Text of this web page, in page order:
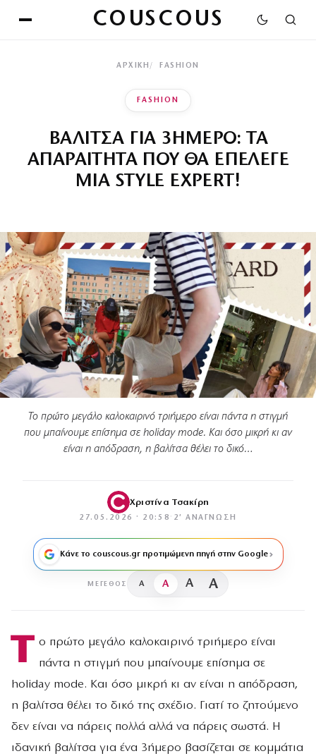
COUSCOUS
ΑΡΧΙΚΉ FASHION
FASHION
ΒΑΛΙΤΣΑ ΓΙΑ 3ΗΜΕΡΟ: ΤΑ
ΑΠΑΡΑΙΤΗΤΑ ΠΟΥ ΘΑ ΕΠΕΛΕΓΕ
ΜΙΑ STYLE EXPERT!
Το πρώτο μεγάλο καλοκαιρινό τριήμερο είναι πάντα η στιγμή
που μπαίνουμε επίσημα σε holiday mode. Και όσο μικρή κι αν
είναι η απόδραση, η βαλίτσα θέλει το δικό…
Χριστίνα Τσακίρη
27.05.2026 · 20:58 · 2′ ΑΝΆΓΝΩΣΗ
Κάνε το couscous.gr προτιμώμενη πηγή στην Google
ΜΈΓΕΘΟΣ A A A A
Τ ο πρώτο μεγάλο καλοκαιρινό τριήμερο είναι
πάντα η στιγμή που μπαίνουμε επίσημα σε
holiday mode. Και όσο μικρή κι αν είναι η απόδραση,
η βαλίτσα θέλει το δικό της σχέδιο. Γιατί το ζητούμενο
δεν είναι να πάρεις πολλά αλλά να πάρεις σωστά. Η
ιδανική βαλίτσα για ένα 3ήμερο βασίζεται σε κομμάτια